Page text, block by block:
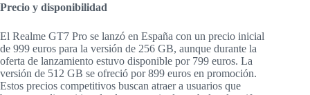
Precio y disponibilidad
El Realme GT7 Pro se lanzó en España con un precio inicial
de 999 euros para la versión de 256 GB, aunque durante la
oferta de lanzamiento estuvo disponible por 799 euros. La
versión de 512 GB se ofreció por 899 euros en promoción.
Estos precios competitivos buscan atraer a usuarios que